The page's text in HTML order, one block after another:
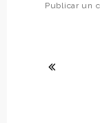
Publicar un